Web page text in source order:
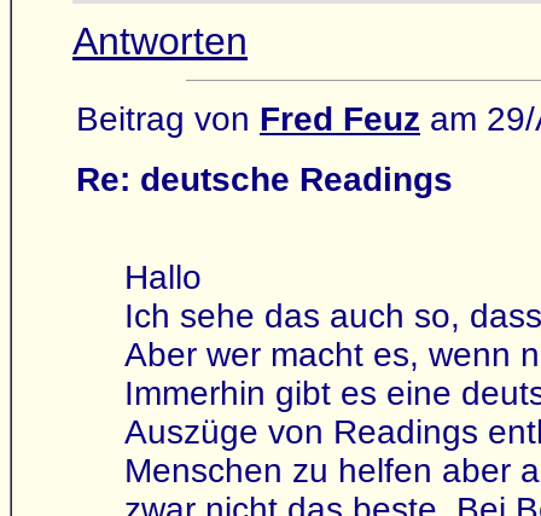
Antworten
Beitrag von Fred Feuz am
Re: deutsche Readings
Hallo
Ich sehe das auch so,
Aber wer macht es, wenn
Immerhin gibt es eine
Auszüge von Readings
Menschen zu helfen aber